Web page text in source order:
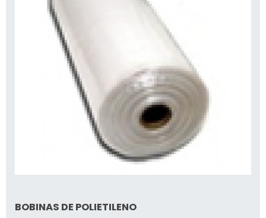
BOBINAS DE POLIETILENO